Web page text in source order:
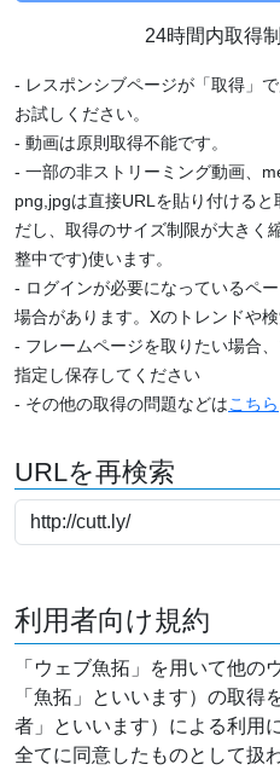
24時間内取得
- レスポンシブページが「取得」
お試しください。
- 動画は原則取得不能です。
- 一部の非ストリーミング動画、
png,jpgは直接URLを貼り付ける
だし、取得のサイズ制限が大きく
整中です)使います。
- ログインが必要になっているペ
場合があります。Xのトレンドや
- フレームページを取りたい場合
指定し保存してください
- その他の取得の問題などはこちら
URLを再検索
利用者向け規約
「ウェブ魚拓」を用いて他の
「魚拓」といいます）の取得
者」といいます）による利用
全てに同意したものとして扱